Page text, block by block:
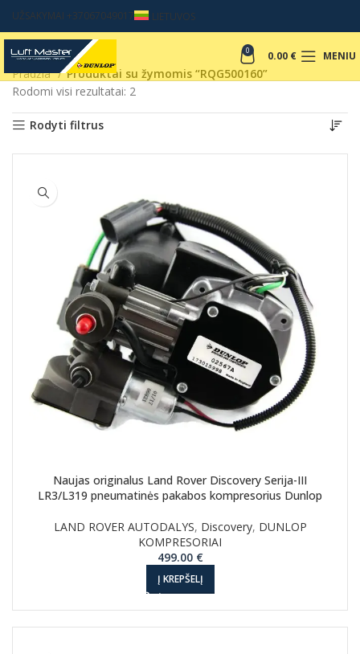
UŽSAKYMAI +37067049017 LIETUVOS
0 0.00 € MENIU
Pradžia
Produktai su žymomis “RQG500160”
Rodomi visi rezultatai: 2
Rodyti filtrus
Naujas originalus Land Rover Discovery Serija-III
LR3/L319 pneumatinės pakabos kompresorius Dunlop
LAND ROVER AUTODALYS, Discovery, DUNLOP
KOMPRESORIAI
499.00 €
Į KREPŠELĮ